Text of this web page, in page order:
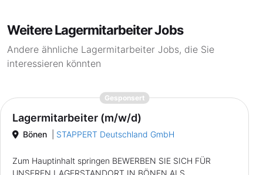
Weitere Lagermitarbeiter Jobs
Andere ähnliche Lagermitarbeiter Jobs, die Sie
interessieren könnten
Gesponsert{prompt.job}
Lagermitarbeiter (m/w/d)
Bönen STAPPERT Deutschland GmbH
Zum Hauptinhalt springen BEWERBEN SIE SICH FÜR
UNSEREN LAGERSTANDORT IN BÖNEN ALS